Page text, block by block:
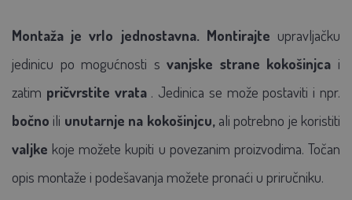
Montaža je vrlo jednostavna. Montirajte upravljačku
jedinicu po mogućnosti svanjske strane kokošinjca i
zatim pričvrstite vrata. Jedinica se može postaviti i npr.
bočno ili unutarnje na kokošinjcu,ali potrebno je koristiti
valjke koje možete kupiti u povezanim proizvodima. Točan
opis montaže i podešavanja možete pronaći u priručniku.